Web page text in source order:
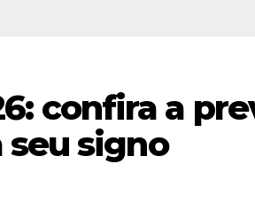
confira a
seu signo